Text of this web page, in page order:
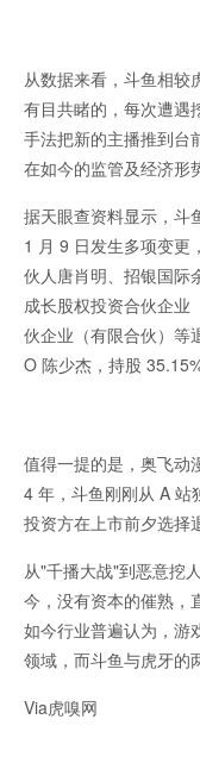
从数据来看，斗鱼相较
有目共睹的，每次遭遇
手法把新的主播推到台
在如今的监管及经济形
据天眼查资料显示，斗
1 月 9 日发生多项变更
伙人唐肖明、招银国际
成长股权投资合伙企业
伙企业（有限合伙）等
O 陈少杰，持股 35.15%
值得一提的是，奥飞动
4 年，斗鱼刚刚从 A 站
投资方在上市前夕选择
从"千播大战"到恶意挖
今，没有资本的催熟，
如今行业普遍认为，游
领域，而斗鱼与虎牙的
Via虎嗅网